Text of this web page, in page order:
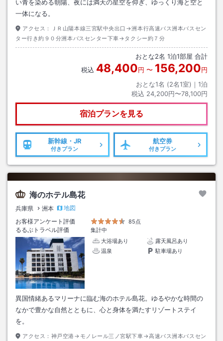
い青を染める朝陽、夜には満天の星空を仰ぎ、ゆっくり海と空と
一体になる。
アクセス：
ＪＲ山陽本線三宮駅中央出口→洲本行高速バス洲本バスセン
ター行き約９０分洲本バスセンター下車→タクシー約７分
おとな2名 1泊1部屋 合計
税込 48,400円 〜 156,200円
おとな1名 (2名1室)｜ 1泊
税込 24,200円〜78,100円
宿泊プランを見る
新幹線・JR
付きプラン
航空券
付きプラン
海のホテル島花
兵庫県 洲本
地図
お客様アンケート評価
85点
るるぶトラベル評価
集計中
大浴場あり
露天風呂あり
温泉
駐車場あり
異国情緒あるマリーナに臨む海のホテル島花。ゆるやかな時間の
なかで豊かな自然とともに、心と身体を満たすリゾートステイ
を。
アクセス： 神戸空港→モノレール三ノ宮駅下車→高速バス洲本バスセン